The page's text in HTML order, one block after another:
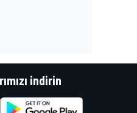
indirin